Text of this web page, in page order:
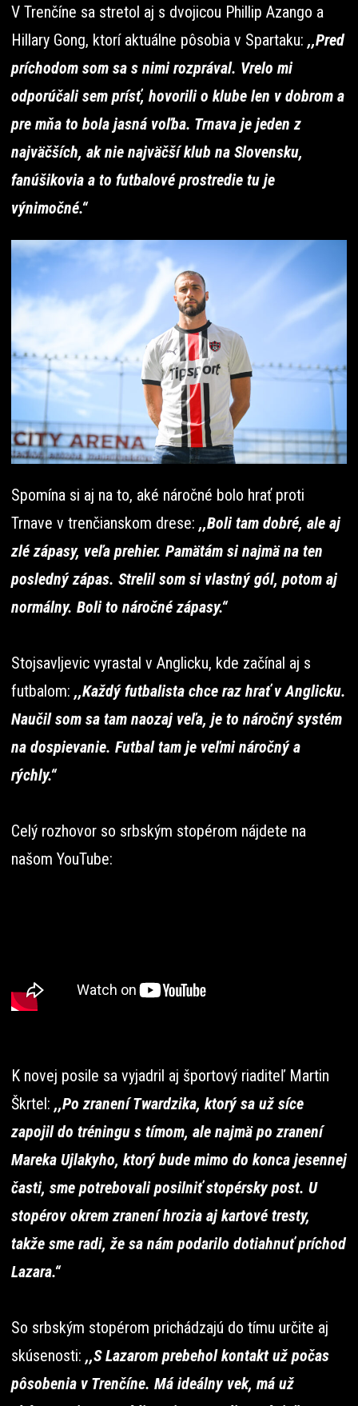
V Trenčíne sa stretol aj s dvojicou Phillip Azango a
Hillary Gong, ktorí aktuálne pôsobia v Spartaku: ,,Pred
príchodom som sa s nimi rozprával. Vrelo mi
odporúčali sem prísť, hovorili o klube len v dobrom a
pre mňa to bola jasná voľba. Trnava je jeden z
najväčších, ak nie najväčší klub na Slovensku,
fanúšikovia a to futbalové prostredie tu je
výnimočné.“
Spomína si aj na to, aké náročné bolo hrať proti
Trnave v trenčianskom drese: ,,Boli tam dobré, ale aj
zlé zápasy, veľa prehier. Pamätám si najmä na ten
posledný zápas. Strelil som si vlastný gól, potom aj
normálny. Boli to náročné zápasy.“
Stojsavljevic vyrastal v Anglicku, kde začínal aj s
futbalom: ,,Každý futbalista chce raz hrať v Anglicku.
Naučil som sa tam naozaj veľa, je to náročný systém
na dospievanie. Futbal tam je veľmi náročný a
rýchly.“
Celý rozhovor so srbským stopérom nájdete na
našom YouTube:
K novej posile sa vyjadril aj športový riaditeľ Martin
Škrtel: ,,Po zranení Twardzika, ktorý sa už síce
zapojil do tréningu s tímom, ale najmä po zranení
Mareka Ujlakyho, ktorý bude mimo do konca jesennej
časti, sme potrebovali posilniť stopérsky post. U
stopérov okrem zranení hrozia aj kartové tresty,
takže sme radi, že sa nám podarilo dotiahnuť príchod
Lazara.“
So srbským stopérom prichádzajú do tímu určite aj
skúsenosti: ,,S Lazarom prebehol kontakt už počas
pôsobenia v Trenčíne. Má ideálny vek, má už